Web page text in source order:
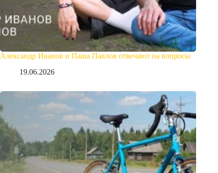
Александр Иванов и Паша Павлов отвечают на вопросы
19.06.2026